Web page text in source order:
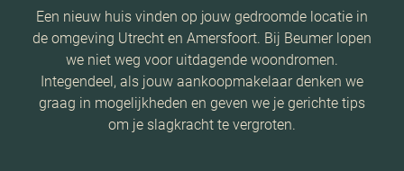
Een nieuw huis vinden op jouw gedroomde locatie in
de omgeving Utrecht en Amersfoort. Bij Beumer lopen
we niet weg voor uitdagende woondromen.
Integendeel, als jouw aankoopmakelaar denken we
graag in mogelijkheden en geven we je gerichte tips
om je slagkracht te vergroten.